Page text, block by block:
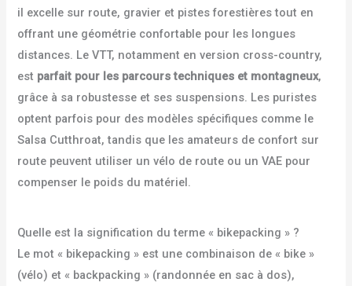
il excelle sur route, gravier et pistes forestières tout en
offrant une géométrie confortable pour les longues
distances. Le VTT, notamment en version cross-country,
est parfait pour les parcours techniques et montagneux,
grâce à sa robustesse et ses suspensions. Les puristes
optent parfois pour des modèles spécifiques comme le
Salsa Cutthroat, tandis que les amateurs de confort sur
route peuvent utiliser un vélo de route ou un VAE pour
compenser le poids du matériel.
Quelle est la signification du terme « bikepacking » ?
Le mot « bikepacking » est une combinaison de « bike »
(vélo) et « backpacking » (randonnée en sac à dos),